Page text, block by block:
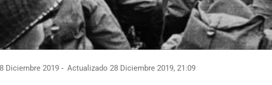
Diciembre 2019 Actualizado 28 Diciembre 2019, 21:09